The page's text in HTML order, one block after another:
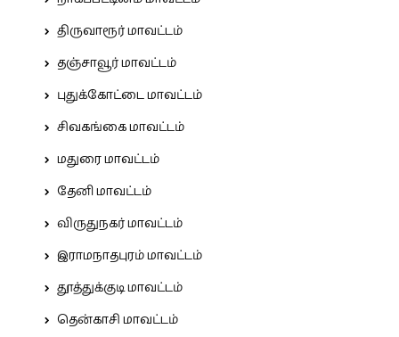
திருவாரூர் மாவட்டம்
தஞ்சாவூர் மாவட்டம்
புதுக்கோட்டை மாவட்டம்
சிவகங்கை மாவட்டம்
மதுரை மாவட்டம்
தேனி மாவட்டம்
விருதுநகர் மாவட்டம்
இராமநாதபுரம் மாவட்டம்
தூத்துக்குடி மாவட்டம்
தென்காசி மாவட்டம்